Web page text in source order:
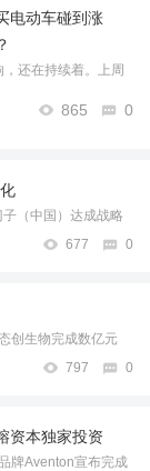
电动车碰到涨
还在持续着。上周
日24时起国内汽、
每吨分别提高750元
865 0
（中国）达成战略
案。 据介绍，在该
677 0
创生物完成数亿元
融资将主要用于新
797 0
资本独家投资
牌Aventon宣布完成